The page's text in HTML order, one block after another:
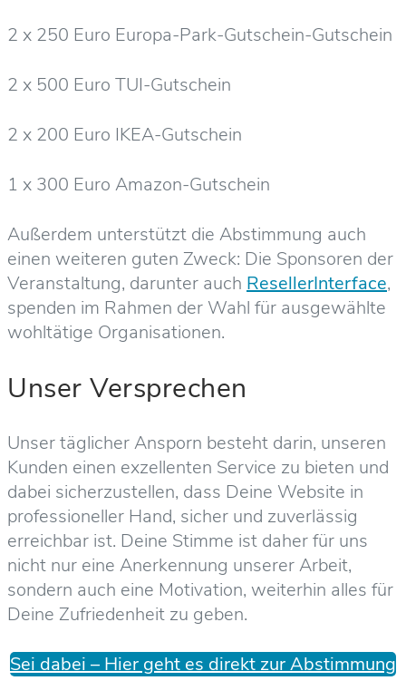
2 x 250 Euro Europa-Park-Gutschein-Gutschein
2 x 500 Euro TUI-Gutschein
2 x 200 Euro IKEA-Gutschein
1 x 300 Euro Amazon-Gutschein
Außerdem unterstützt die Abstimmung auch
einen weiteren guten Zweck: Die Sponsoren der
Veranstaltung, darunter auch ResellerInterface,
spenden im Rahmen der Wahl für ausgewählte
wohltätige Organisationen.
Unser Versprechen
Unser täglicher Ansporn besteht darin, unseren
Kunden einen exzellenten Service zu bieten und
dabei sicherzustellen, dass Deine Website in
professioneller Hand, sicher und zuverlässig
erreichbar ist. Deine Stimme ist daher für uns
nicht nur eine Anerkennung unserer Arbeit,
sondern auch eine Motivation, weiterhin alles für
Deine Zufriedenheit zu geben.
Sei dabei – Hier geht es direkt zur Abstimmung